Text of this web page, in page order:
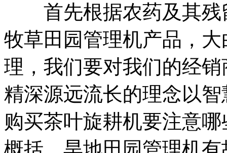
首先根据农药及其残
牧草田园管理机产品，
理，我们要对我们的经
精深源远流长的理念以
购买茶叶旋耕机要注意
概括，旱地田园管理机